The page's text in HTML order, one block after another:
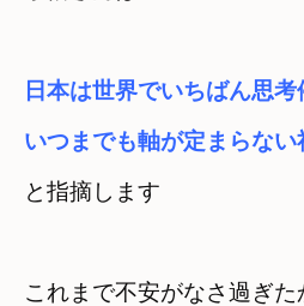
日本は世界でいちばん思
いつまでも軸が定まらない
と指摘します
これまで不安がなさ過ぎた